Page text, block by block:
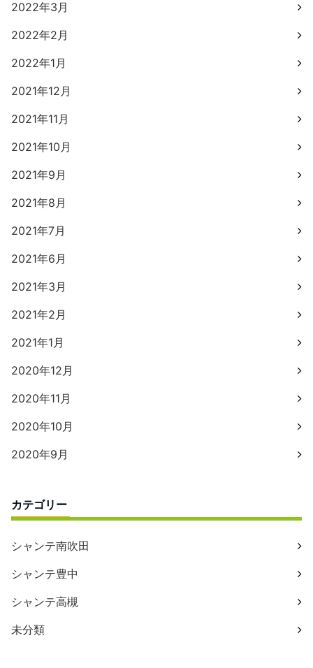
2022年3月
2022年2月
2022年1月
2021年12月
2021年11月
2021年10月
2021年9月
2021年8月
2021年7月
2021年6月
2021年3月
2021年2月
2021年1月
2020年12月
2020年11月
2020年10月
2020年9月
カテゴリー
シャンテ南吹田
シャンテ豊中
シャンテ高槻
未分類